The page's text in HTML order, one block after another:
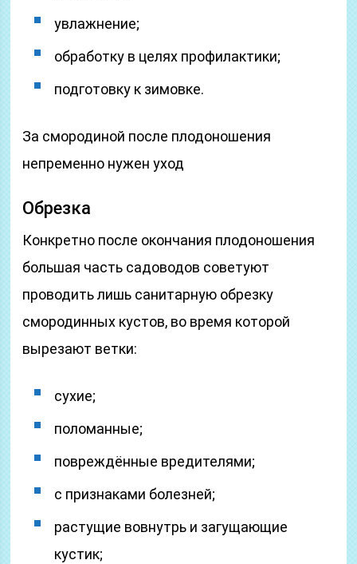
увлажнение;
обработку в целях профилактики;
подготовку к зимовке.
За смородиной после плодоношения
непременно нужен уход
Обрезка
Конкретно после окончания плодоношения
большая часть садоводов советуют
проводить лишь санитарную обрезку
смородинных кустов, во время которой
вырезают ветки:
сухие;
поломанные;
повреждённые вредителями;
с признаками болезней;
растущие вовнутрь и загущающие
кустик;